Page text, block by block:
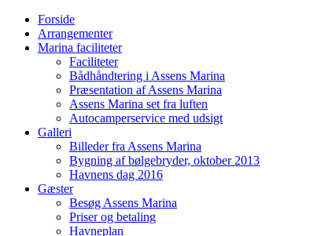
Forside
Arrangementer
Marina faciliteter
Faciliteter
Bådhåndtering i Assens Marina
Præsentation af Assens Marina
Assens Marina set fra luften
Autocamperservice med udsigt
Galleri
Billeder fra Assens Marina
Bygning af bølgebryder, oktober 2013
Havnens dag 2016
Gæster
Besøg Assens Marina
Priser og betaling
Havneplan